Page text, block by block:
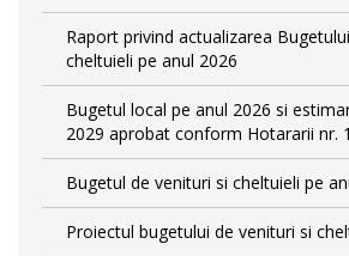
Raport privind actualizarea
cheltuieli pe anul 2026
Bugetul local pe anul 2026 si
2029 aprobat conform Hotararii nr.
Bugetul de venituri si cheltuieli pe
Proiectul bugetului de venituri si